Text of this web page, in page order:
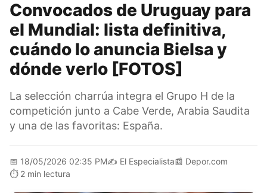
Convocados de Uruguay para
el Mundial: lista definitiva,
cuándo lo anuncia Bielsa y
dónde verlo [FOTOS]
La selección charrúa integra el Grupo H de la
competición junto a Cabe Verde, Arabia Saudita
y una de las favoritas: España.
📅 18/05/2026 02:35 PM✍️ El Especialista📰 Depor.com
⏱️ 2 min lectura